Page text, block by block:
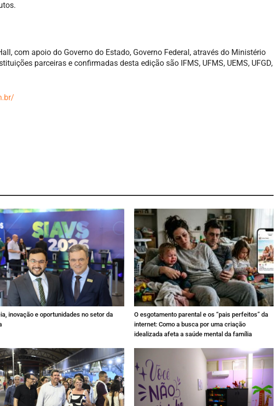
com apoio do Governo do Estado, Governo Federal, através do Ministério
parceiras e confirmadas desta edição são IFMS, UFMS, UEMS, UFGD,
inovação e oportunidades no setor da
O esgotamento parental e os “pais perfeitos” da
internet: Como a busca por uma criação
idealizada afeta a saúde mental da família